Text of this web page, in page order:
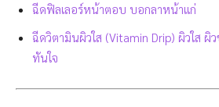
ฉีดฟิลเลอร์หน้าตอบ บอกลาหน้าแก่
ฉีดวิตามินผิวใส (Vitamin Drip) ผิวใส ผิ
ทันใจ